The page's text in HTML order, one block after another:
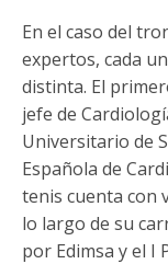
En el caso del
expertos, cada
distinta. El
jefe de
Universitario de
Española de
tenis cuenta con
lo largo de su
por Edimsa y el I